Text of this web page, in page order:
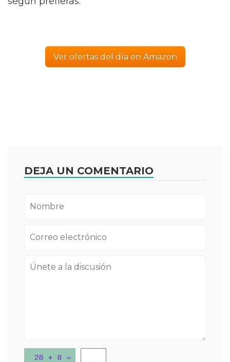
Ver ofertas del día en Amazon
DEJA UN COMENTARIO